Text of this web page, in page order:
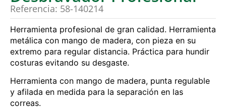
Referencia: 58-140214
Herramienta profesional de gran calidad. Herramienta
metálica con mango de madera, con pieza en su
extremo para regular distancia. Práctica para hundir
costuras evitando su desgaste.
Herramienta con mango de madera, punta regulable
y afilada en medida para la separación en las
correas.